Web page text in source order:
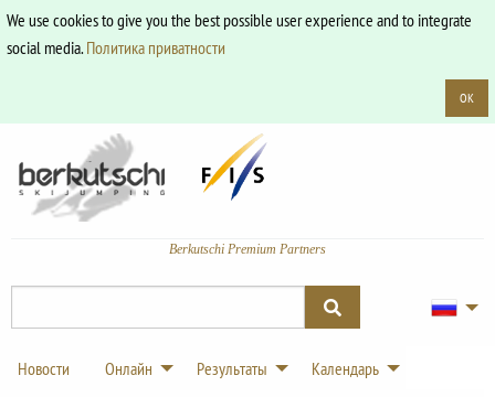
We use cookies to give you the best possible user experience and to integrate
social media.Политика приватности
OK
Berkutschi Premium Partners
Новости Онлайн Результаты
Календарь